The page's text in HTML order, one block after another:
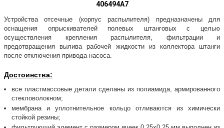
406494A7
Устройства отсечные (корпус распылителя) предназначены для
оснащения опрыскивателей полевых штанговых с целью
осуществления крепления распылителя, фильтрации и
предотвращения вылива рабочей жидкости из коллектора штанги
после отключения привода насоса.
Достоинства:
все пластмассовые детали сделаны из полиамида, армированного
стек­ловолокном;
мембрана и уплотнительное кольцо отливаются из химически
стойкой ре­зины;